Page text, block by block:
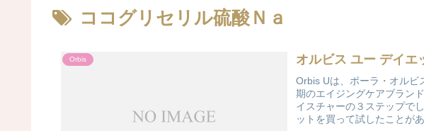
ココグリセリル硫酸Ｎａ
Orbis オルビス ユー デイ
Orbis Uは、ポーラ・オルビ
期のエイジングケアブラン
イスチャーの３ステップで
ットを買って試したことが